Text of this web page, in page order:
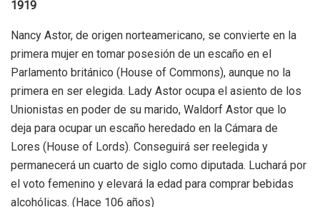
1919
Nancy Astor, de origen norteamericano, se convierte en la
primera mujer en tomar posesión de un escaño en el
Parlamento británico (House of Commons), aunque no la
primera en ser elegida. Lady Astor ocupa el asiento de los
Unionistas en poder de su marido, Waldorf Astor que lo
deja para ocupar un escaño heredado en la Cámara de
Lores (House of Lords). Conseguirá ser reelegida y
permanecerá un cuarto de siglo como diputada. Luchará por
el voto femenino y elevará la edad para comprar bebidas
alcohólicas. (Hace 106 años)